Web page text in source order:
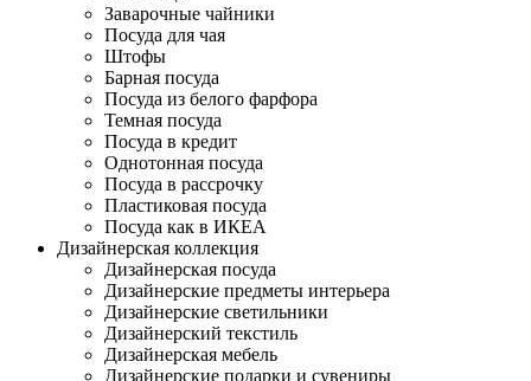
Заварочные чайники
Посуда для чая
Штофы
Барная посуда
Посуда из белого фарфора
Темная посуда
Посуда в кредит
Однотонная посуда
Посуда в рассрочку
Пластиковая посуда
Посуда как в ИКЕА
Дизайнерская коллекция
Дизайнерская посуда
Дизайнерские предметы интерьера
Дизайнерские светильники
Дизайнерский текстиль
Дизайнерская мебель
Дизайнерские подарки и сувениры